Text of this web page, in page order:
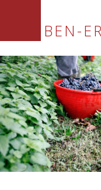
TRAUBEN-